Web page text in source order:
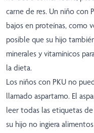
carne de res. Un niño con
bajos en proteínas, como
posible que su hijo
minerales y vitamínicos
la dieta.
Los niños con PKU no
llamado aspartamo. El
leer todas las etiquetas
su hijo no ingiera